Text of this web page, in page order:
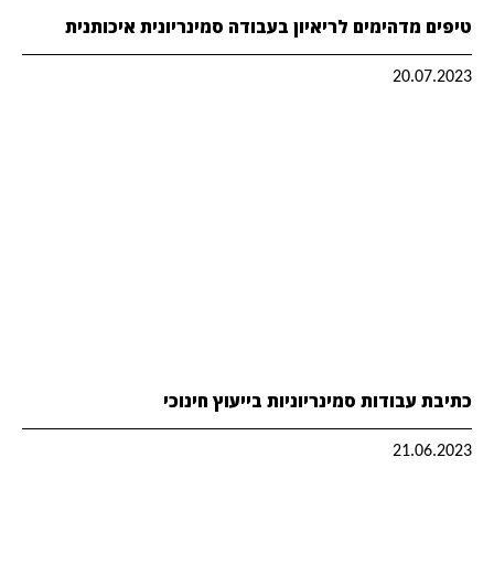
טיפים מדהימים לריאיון בעבודה סמינריונית איכותנית
20.07.2023
כתיבת עבודות סמינריוניות בייעוץ חינוכי
21.06.2023